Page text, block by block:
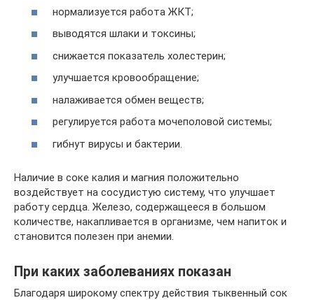
нормализуется работа ЖКТ;
выводятся шлаки и токсины;
снижается показатель холестерин;
улучшается кровообращение;
налаживается обмен веществ;
регулируется работа мочеполовой системы;
гибнут вирусы и бактерии.
Наличие в соке калия и магния положительно
воздействует на сосудистую систему, что улучшает
работу сердца. Железо, содержащееся в большом
количестве, накапливается в организме, чем напиток и
становится полезен при анемии.
При каких заболеваниях показан
Благодаря широкому спектру действия тыквенный сок